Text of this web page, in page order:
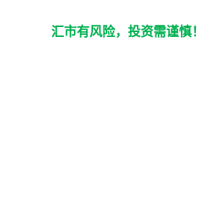
汇市有风险，投资需谨慎！